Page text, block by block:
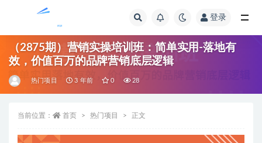
登录
（2875期）营销实操培训班：简单实用-落地有
效，价值百万的品牌营销底层逻辑
热门项目 3 年前 0 28
当前位置： 首页 热门项目 正文